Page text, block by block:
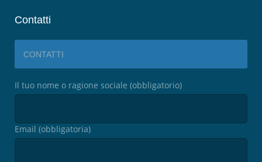
Contatti
CONTATTI
Il tuo nome o ragione sociale (obbligatorio)
Email (obbligatoria)